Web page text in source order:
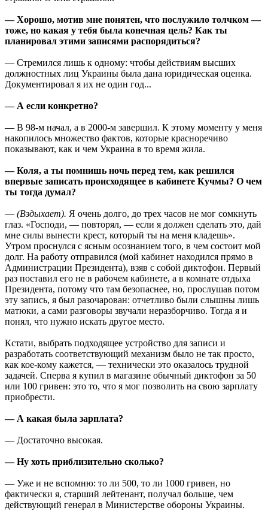
— Хорошо, мотив мне понятен, что послужило толчком —
тоже, но какая у тебя была конечная цель? Как ты
планировал этими записями распорядиться?
— Стремился лишь к одному: чтобы действиям высших
должностных лиц Украины была дана юридическая оценка.
Документировал я их не один год...
— А если конкретно?
— В 98-м начал, а в 2000-м завершил. К этому моменту у меня
накопилось множество фактов, которые красноречиво
показывают, как и чем Украина в то время жила.
— Коля, а ты помнишь ночь перед тем, как решился
впервые записать происходящее в кабинете Кучмы? О чем
ты тогда думал?
— (Вздыхает). Я очень долго, до трех часов не мог сомкнуть
глаз. «Господи, — повторял, — если я должен сделать это, дай
мне силы вынести крест, который ты на меня кладешь».
Утром проснулся с ясным осознанием того, в чем состоит мой
долг. На работу отправился (мой кабинет находился прямо в
Администрации Президента), взяв с собой диктофон. Первый
раз поставил его не в рабочем кабинете, а в комнате отдыха
Президента, потому что там безопаснее, но, прослушав потом
эту запись, я был разочарован: отчетливо были слышны лишь
матюки, а сами разговоры звучали неразборчиво. Тогда я и
понял, что нужно искать другое место.
Кстати, выбрать подходящее устройство для записи и
разработать соответствующий механизм было не так просто,
как кое-кому кажется, — технически это оказалось трудной
задачей. Сперва я купил в магазине обычный диктофон за 50
или 100 гривен: это то, что я мог позволить на свою зарплату
приобрести.
— А какая была зарплата?
— Достаточно высокая.
— Ну хоть приблизительно сколько?
— Уже и не вспомню: то ли 500, то ли 1000 гривен, но
фактически я, старший лейтенант, получал больше, чем
действующий генерал в Министерстве обороны Украины.